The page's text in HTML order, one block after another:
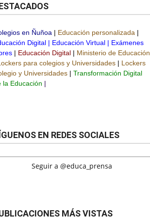
en Ñuñoa | Educación personalizada |
Digital | Educación Virtual | Exámenes
| Educación Digital | Ministerio de Educación
para colegios y Universidades | Lockers
y Universidades | Transformación Digital
la Educación |
EN REDES SOCIALES
Seguir a @educa_prensa
MÁS VISTAS